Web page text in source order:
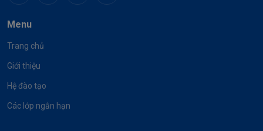
Menu
Trang chủ
Giới thiệu
Hệ đào tạo
Các lớp ngắn hạn